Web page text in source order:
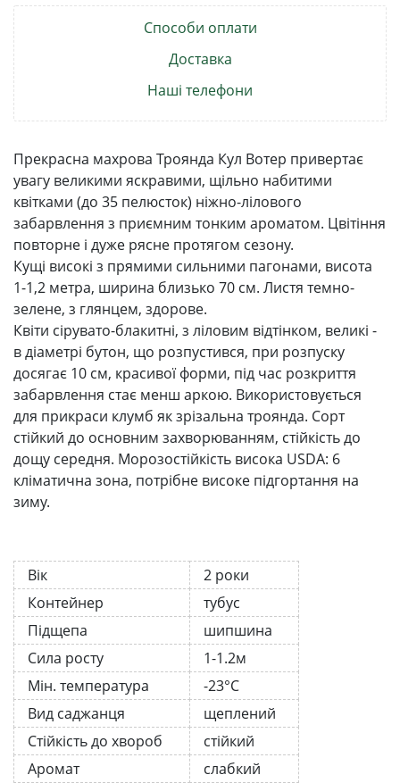
Способи оплати
Доставка
Наші телефони
Прекрасна махрова Троянда Кул Вотер привертає
увагу великими яскравими, щільно набитими
квітками (до 35 пелюсток) ніжно-лілового
забарвлення з приємним тонким ароматом. Цвітіння
повторне і дуже рясне протягом сезону.
Кущі високі з прямими сильними пагонами, висота
1-1,2 метра, ширина близько 70 см. Листя темно-
зелене, з глянцем, здорове.
Квіти сірувато-блакитні, з ліловим відтінком, великі -
в діаметрі бутон, що розпустився, при розпуску
досягає 10 см, красивої форми, під час розкриття
забарвлення стає менш аркою. Використовується
для прикраси клумб як зрізальна троянда. Сорт
стійкий до основним захворюванням, стійкість до
дощу середня. Морозостійкість висока USDA: 6
кліматична зона, потрібне високе підгортання на
зиму.
Вік
2 роки
Контейнер
тубус
Підщепа
шипшина
Сила росту
1-1.2м
Мін. температура
-23°C
Вид саджанця
щеплений
Стійкість до хвороб
стійкий
Аромат
слабкий